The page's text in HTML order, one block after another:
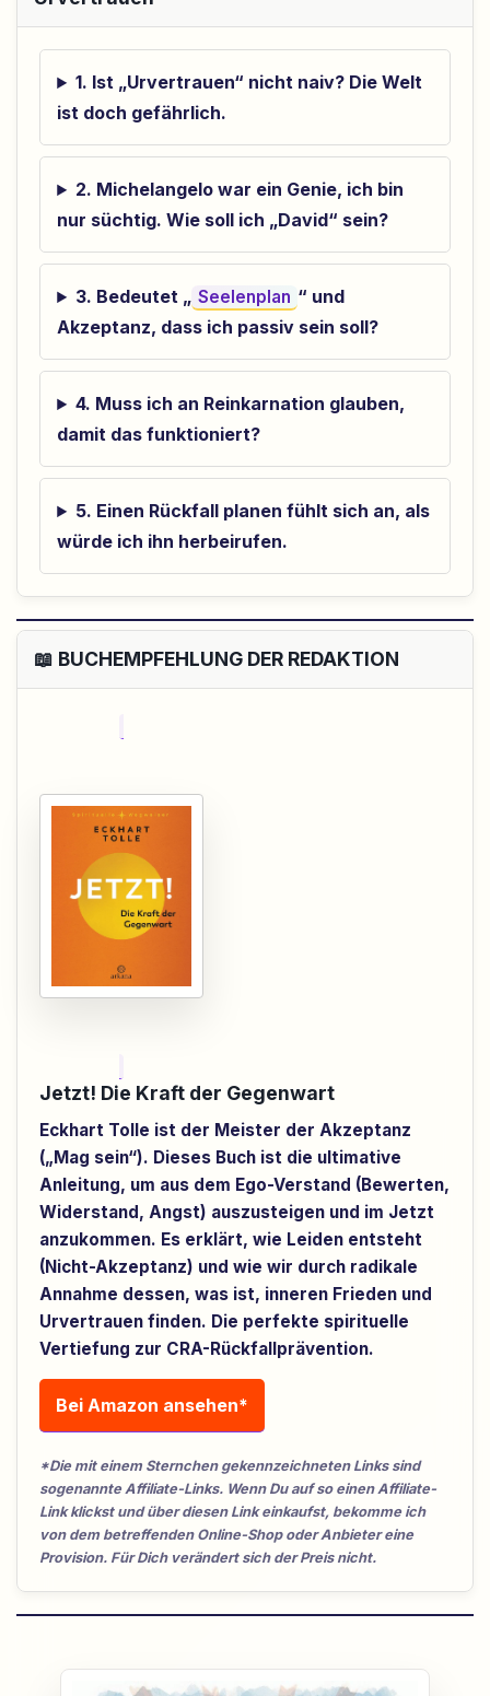
1. Ist „Urvertrauen“ nicht naiv? Die Welt
ist doch gefährlich.
2. Michelangelo war ein Genie, ich bin
nur süchtig. Wie soll ich „David“ sein?
3. Bedeutet „ Seelenplan “ und
Akzeptanz, dass ich passiv sein soll?
4. Muss ich an Reinkarnation glauben,
damit das funktioniert?
5. Einen Rückfall planen fühlt sich an, als
würde ich ihn herbeirufen.
📖 BUCHEMPFEHLUNG DER REDAKTION
Jetzt! Die Kraft der Gegenwart
Eckhart Tolle ist der Meister der Akzeptanz
(„Mag sein“). Dieses Buch ist die ultimative
Anleitung, um aus dem Ego-Verstand (Bewerten,
Widerstand, Angst) auszusteigen und im Jetzt
anzukommen. Es erklärt, wie Leiden entsteht
(Nicht-Akzeptanz) und wie wir durch radikale
Annahme dessen, was ist, inneren Frieden und
Urvertrauen finden. Die perfekte spirituelle
Vertiefung zur CRA-Rückfallprävention.
Bei Amazon ansehen*
*Die mit einem Sternchen gekennzeichneten Links sind
sogenannte Affiliate-Links. Wenn Du auf so einen Affiliate-
Link klickst und über diesen Link einkaufst, bekomme ich
von dem betreffenden Online-Shop oder Anbieter eine
Provision. Für Dich verändert sich der Preis nicht.